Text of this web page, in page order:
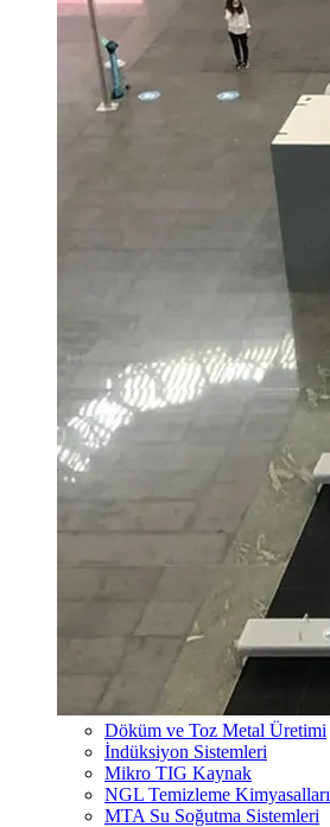
Döküm ve Toz Metal Üretimi
İndüksiyon Sistemleri
Mikro TIG Kaynak
NGL Temizleme Kimyasalları
MTA Su Soğutma Sistemleri